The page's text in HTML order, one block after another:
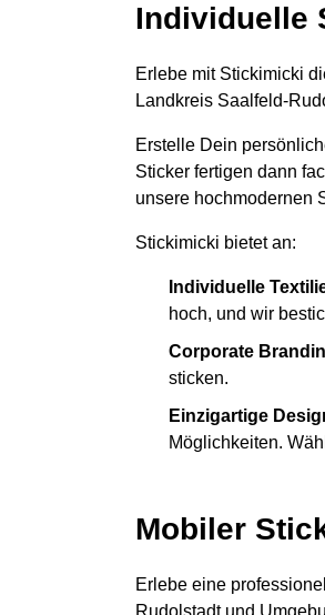
Individuelle
Erlebe mit Stickimicki
Landkreis Saalfeld-
Erstelle Dein
Sticker fertigen dann
unsere hochmodernen
Stickimicki bietet an:
Individuelle
hoch, und wir
Corporate
sticken.
Einzigartige
Möglichkeiten.
Mobiler
Erlebe eine
Rudolstadt und